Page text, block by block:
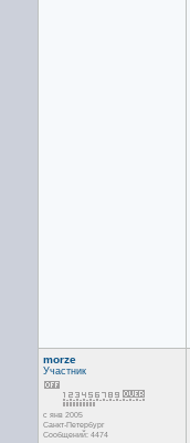
morze
Участник
с янв 2005
Санкт-Петербург
Сообщений: 4474